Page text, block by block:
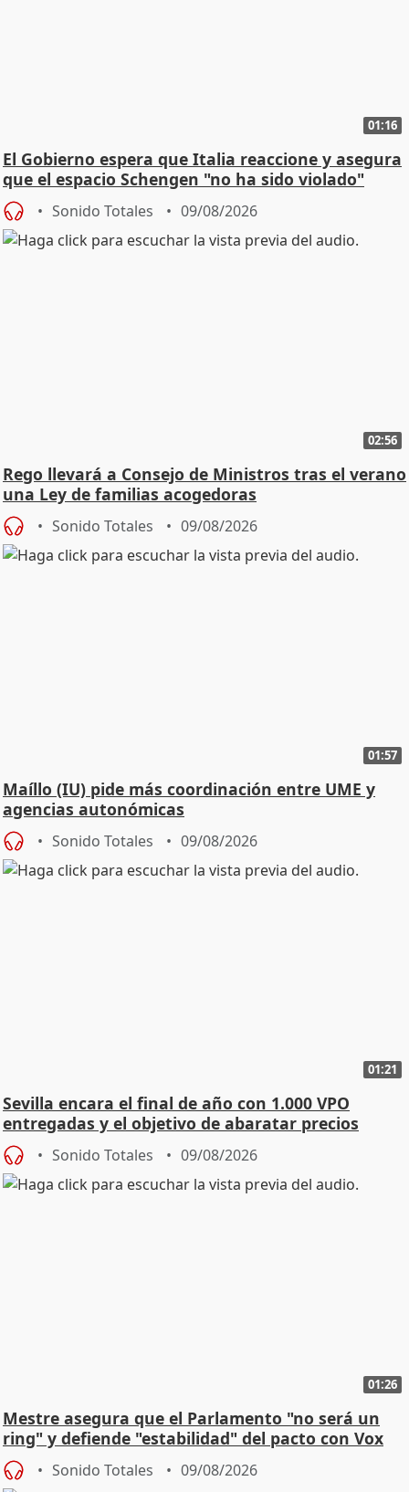
01:16
El Gobierno espera que Italia reaccione y asegura
que el espacio Schengen "no ha sido violado"
Sonido Totales 09/08/2026
02:56
Rego llevará a Consejo de Ministros tras el verano
una Ley de familias acogedoras
Sonido Totales 09/08/2026
01:57
Maíllo (IU) pide más coordinación entre UME y
agencias autonómicas
Sonido Totales 09/08/2026
01:21
Sevilla encara el final de año con 1.000 VPO
entregadas y el objetivo de abaratar precios
Sonido Totales 09/08/2026
01:26
Mestre asegura que el Parlamento "no será un
ring" y defiende "estabilidad" del pacto con Vox
Sonido Totales 09/08/2026